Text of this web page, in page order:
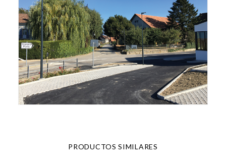
PRODUCTOS SIMILARES